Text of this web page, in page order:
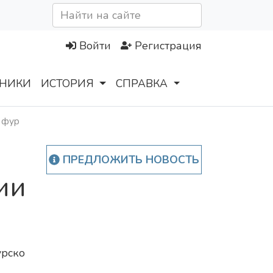
Войти Регистрация
ИСТОРИЯ СПРАВКА
фур
ПРЕДЛОЖИТЬ НОВОСТЬ